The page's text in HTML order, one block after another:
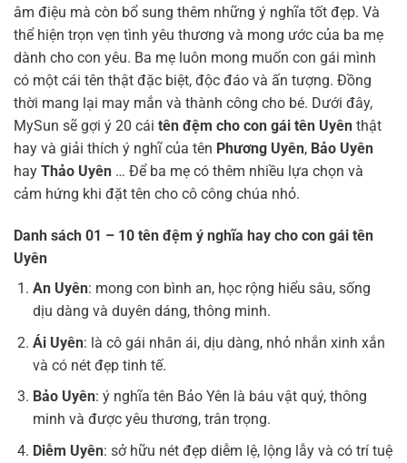
âm điệu mà còn bổ sung thêm những ý nghĩa tốt đẹp. Và
thể hiện trọn vẹn tình yêu thương và mong ước của ba mẹ
dành cho con yêu. Ba mẹ luôn mong muốn con gái mình
có một cái tên thật đặc biệt, độc đáo và ấn tượng. Đồng
thời mang lại may mắn và thành công cho bé. Dưới đây,
MySun sẽ gợi ý 20 cái tên đệm cho con gái tên Uyên thật
hay và giải thích ý nghĩ của tên Phương Uyên, Bảo Uyên
hay Thảo Uyên … Để ba mẹ có thêm nhiều lựa chọn và
cảm hứng khi đặt tên cho cô công chúa nhỏ.
Danh sách 01 – 10 tên đệm ý nghĩa hay cho con gái tên
Uyên
An Uyên: mong con bình an, học rộng hiểu sâu, sống
dịu dàng và duyên dáng, thông minh.
Ái Uyên: là cô gái nhân ái, dịu dàng, nhỏ nhắn xinh xắn
và có nét đẹp tinh tế.
Bảo Uyên: ý nghĩa tên Bảo Yên là báu vật quý, thông
minh và được yêu thương, trân trọng.
Diễm Uyên: sở hữu nét đẹp diễm lệ, lộng lẫy và có trí tuệ